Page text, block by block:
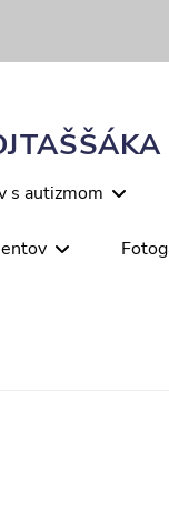
s autizmom